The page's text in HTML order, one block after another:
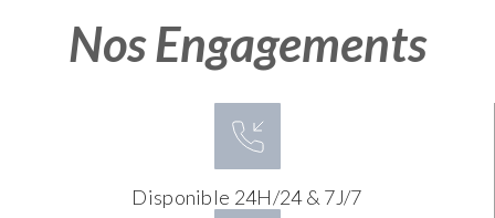
Nos Engagements
Disponible 24H/24 & 7J/7